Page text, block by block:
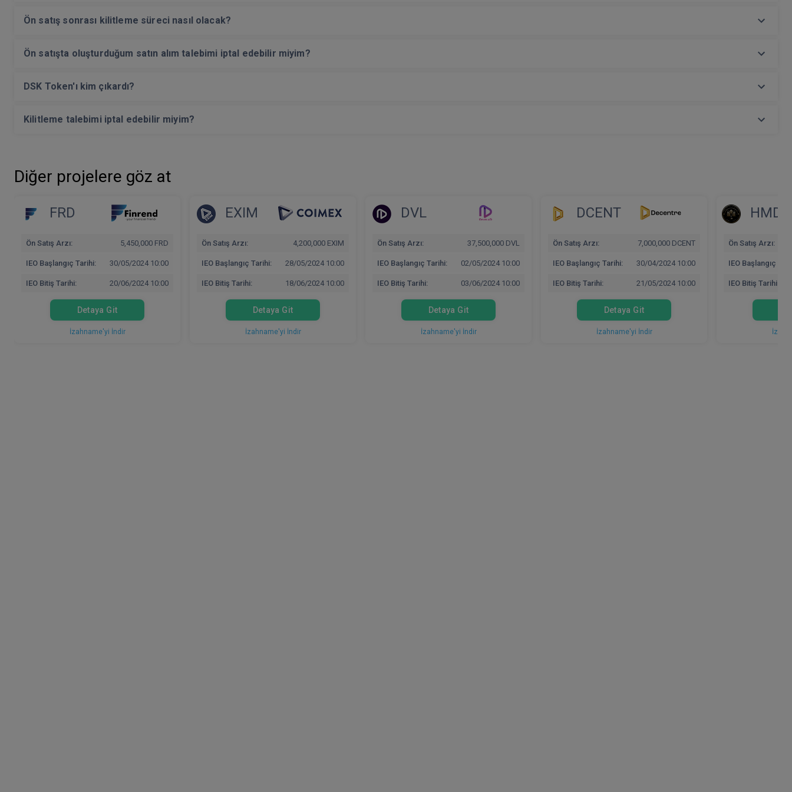
Ön satış sonrası kilitleme süreci nasıl olacak?
Ön satışta oluşturduğum satın alım talebimi iptal edebilir miyim?
DSK Token'ı kim çıkardı?
Kilitleme talebimi iptal edebilir miyim?
Diğer projelere göz at
FRD
Ön Satış Arzı: 5,450,000 FRD
IEO Başlangıç Tarihi: 30/05/2024 10:00
IEO Bitiş Tarihi: 20/06/2024 10:00
Detaya Git
İzahname'yi İndir
EXIM
Ön Satış Arzı: 4,200,000 EXIM
IEO Başlangıç Tarihi: 28/05/2024 10:00
IEO Bitiş Tarihi: 18/06/2024 10:00
Detaya Git
İzahname'yi İndir
DVL
Ön Satış Arzı: 37,500,000 DVL
IEO Başlangıç Tarihi: 02/05/2024 10:00
IEO Bitiş Tarihi: 03/06/2024 10:00
Detaya Git
İzahname'yi İndir
DCENT
Ön Satış Arzı: 7,000,000 DCENT
IEO Başlangıç Tarihi: 30/04/2024 10:00
IEO Bitiş Tarihi: 21/05/2024 10:00
Detaya Git
İzahname'yi İndir
Ön Satış Arzı:
IEO Başlangıç
IEO Bitiş Tarihi: